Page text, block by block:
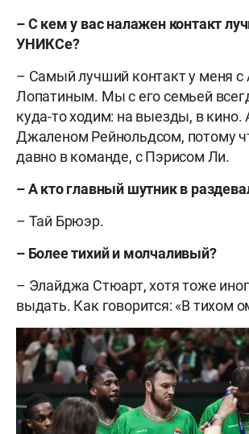
– С кем у вас налажен контакт
УНИКСе?
– Самый лучший контакт у меня
Лопатиным. Мы с его семьей
куда-то ходим: на выезды, в кино.
Джаленом Рейнольдсом, потому
давно в команде, с Пэрисом Ли.
– А кто главный шутник в
– Тай Брюэр.
– Более тихий и молчаливый?
– Элайджа Стюарт, хотя тоже
выдать. Как говорится: «В тихом